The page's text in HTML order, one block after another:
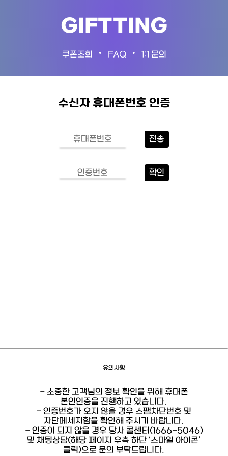
GIFTTING
쿠폰조회 • FAQ • 1:1 문의
수신자 휴대폰번호 인증
전송
확인
유의사항
- 소중한 고객님의 정보 확인을 위해 휴대폰
본인인증을 진행하고 있습니다.
- 인증번호가 오지 않을 경우 스팸차단번호 및
차단메세지함을 확인해 주시기 바랍니다.
- 인증이 되지 않을 경우 당사 콜센터(1666-5046)
및 채팅상담(해당 페이지 우측 하단 ‘스마일 아이콘’
클릭)으로 문의 부탁드립니다.